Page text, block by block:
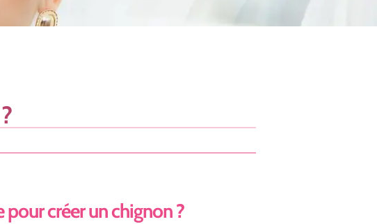
créer un chignon ?